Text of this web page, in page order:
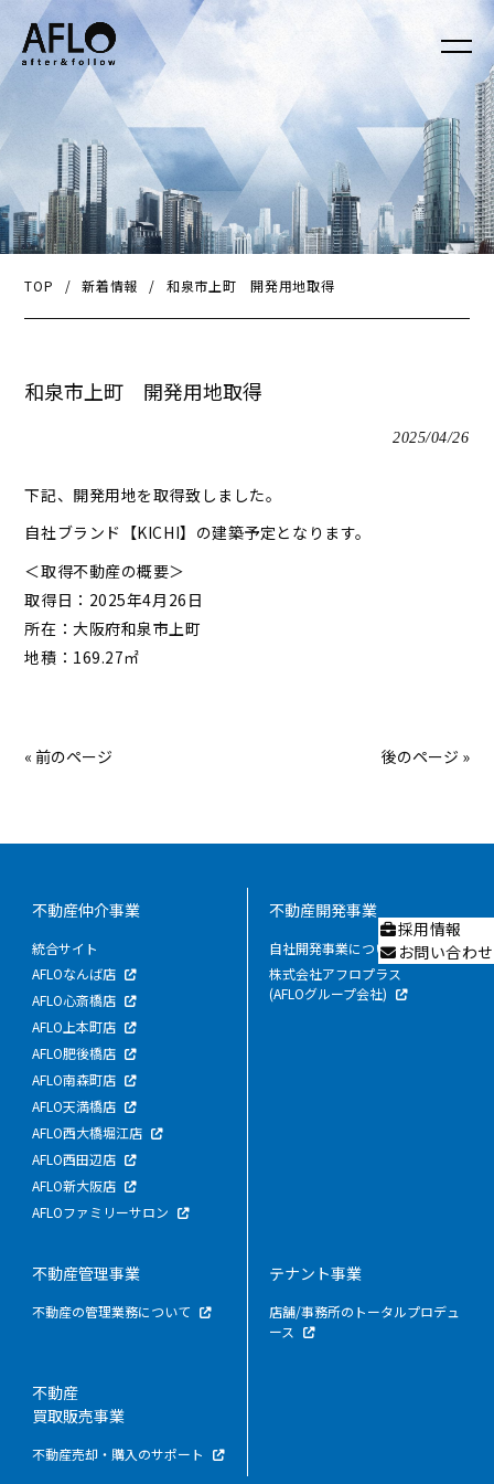
採用情報
お問い合わせ
TOP / 新着情報 / 和泉市上町 開発用地取得
和泉市上町 開発用地取得
2025/04/26
下記、開発用地を取得致しました。
自社ブランド【KICHI】の建築予定となります。
＜取得不動産の概要＞
取得日：2025年4月26日
所在：大阪府和泉市上町
地積：169.27㎡
« 前のページ 後のページ »
不動産仲介事業
統合サイト
AFLOなんば店
AFLO心斎橋店
AFLO上本町店
AFLO肥後橋店
AFLO南森町店
AFLO天満橋店
AFLO西大橋堀江店
AFLO西田辺店
AFLO新大阪店
AFLOファミリーサロン
不動産開発事業
自社開発事業について
株式会社アフロプラス
(AFLOグループ会社)
不動産管理事業
不動産の管理業務について
テナント事業
店舗/事務所のトータルプロデュ
ース
不動産
買取販売事業
不動産売却・購入のサポート